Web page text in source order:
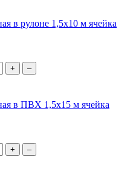
в рулоне 1,5х10 м ячейка
+
–
в ПВХ 1,5х15 м ячейка
+
–